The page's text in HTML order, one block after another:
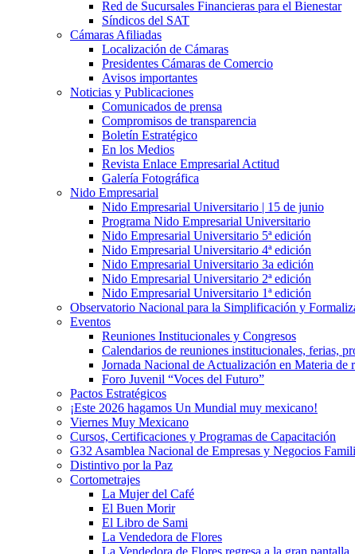
Red de Sucursales Financieras para el Bienestar
Síndicos del SAT
Cámaras Afiliadas
Localización de Cámaras
Presidentes Cámaras de Comercio
Avisos importantes
Noticias y Publicaciones
Comunicados de prensa
Compromisos de transparencia
Boletín Estratégico
En los Medios
Revista Enlace Empresarial Actitud
Galería Fotográfica
Nido Empresarial
Nido Empresarial Universitario | 15 de junio
Programa Nido Empresarial Universitario
Nido Empresarial Universitario 5ª edición
Nido Empresarial Universitario 4ª edición
Nido Empresarial Universitario 3a edición
Nido Empresarial Universitario 2ª edición
Nido Empresarial Universitario 1ª edición
Observatorio Nacional para la Simplificación y
Eventos
Reuniones Institucionales y Congresos
Calendarios de reuniones institucionales, ferias,
Jornada Nacional de Actualización en Materia
Foro Juvenil “Voces del Futuro”
Pactos Estratégicos
¡Este 2026 hagamos Un Mundial muy mexicano!
Viernes Muy Mexicano
Cursos, Certificaciones y Programas de Capacitación
G32 Asamblea Nacional de Empresas y Negocios
Distintivo por la Paz
Cortometrajes
La Mujer del Café
El Buen Morir
El Libro de Sami
La Vendedora de Flores
La Vendedora de Flores regresa a la gran pantalla